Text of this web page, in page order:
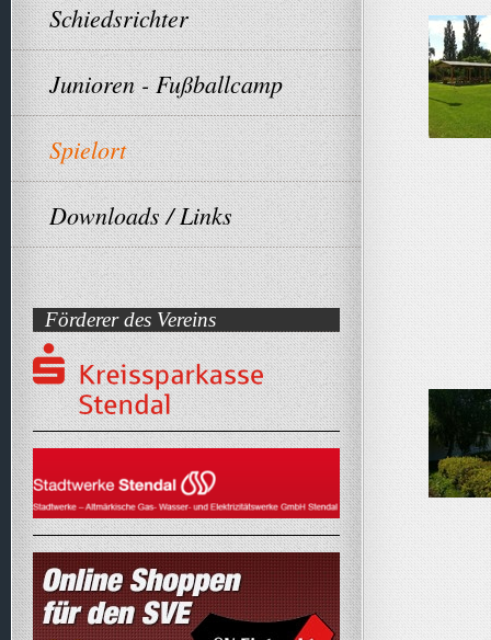
Schiedsrichter
Junioren - Fußballcamp
Spielort
Downloads / Links
Förderer des Vereins